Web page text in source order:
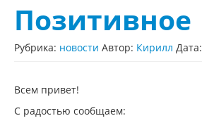
Позитивное
Рубрика: новости Автор: Кирилл Дата:
Всем привет!
С радостью сообщаем: